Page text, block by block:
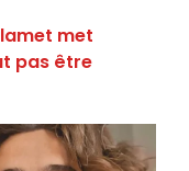
met
pas être